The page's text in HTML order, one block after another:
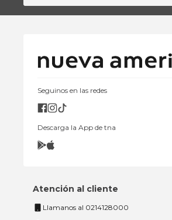
Seguinos en las redes
Descarga la App de tna
Atención al cliente
Llamanos al 0214128000